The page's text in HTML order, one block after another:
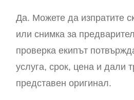
Да. Можете да изпратите
или снимка за
проверка екипът
услуга, срок, цена и дали
представен оригинал.